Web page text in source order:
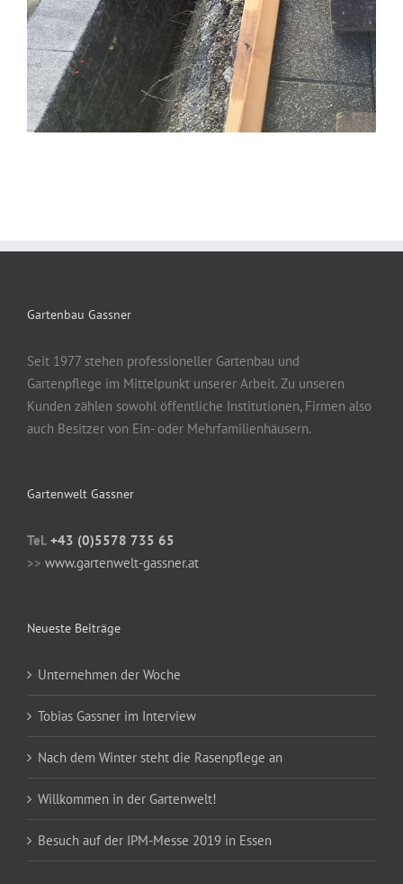
Gartenbau Gassner
Seit 1977 stehen professioneller Gartenbau und
Gartenpflege im Mittelpunkt unserer Arbeit. Zu unseren
Kunden zählen sowohl öffentliche Institutionen, Firmen also
auch Besitzer von Ein- oder Mehrfamilienhäusern.
Gartenwelt Gassner
Tel. +43 (0)5578 735 65
>> www.gartenwelt-gassner.at
Neueste Beiträge
Unternehmen der Woche
Tobias Gassner im Interview
Nach dem Winter steht die Rasenpflege an
Willkommen in der Gartenwelt!
Besuch auf der IPM-Messe 2019 in Essen